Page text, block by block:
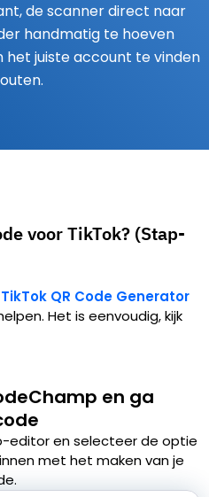
de scanner direct naar
handmatig te hoeven
het juiste account te vinden
voor TikTok? (Stap-
TikTok QR Code Generator
Het is eenvoudig, kijk
en ga
editor en selecteer de optie
met het maken van je